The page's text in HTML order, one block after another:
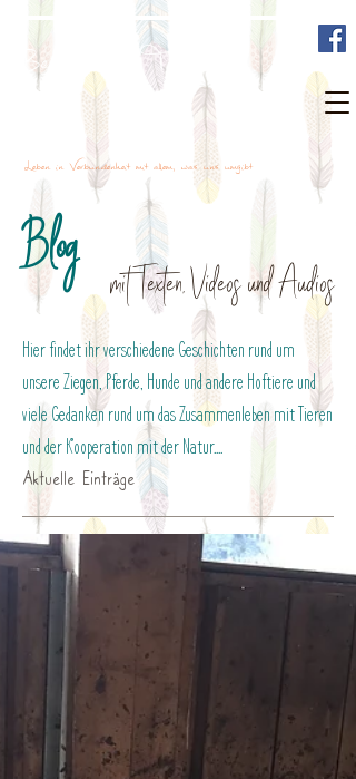
Bewusst mit Tieren sein
Leben in Verbundenheit mit allem, was uns umgibt
Blog
mit Texten, Videos und Audios
Hier findet ihr verschiedene Geschichten rund um
unsere Ziegen, Pferde, Hunde und andere Hoftiere und
viele Gedanken rund um das Zusammenleben mit Tieren
und der Kooperation mit der Natur....
Aktuelle Einträge